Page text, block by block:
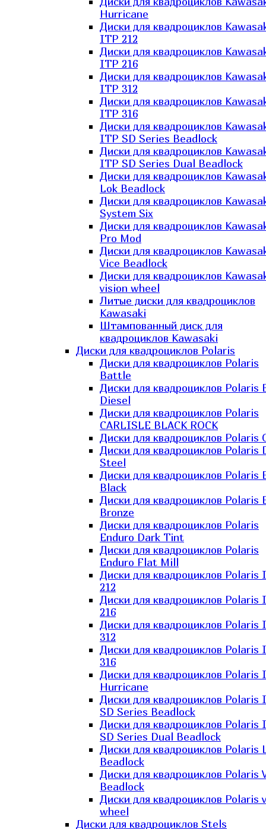
Hurricane
Диски для квадроциклов
ITP 212
Диски для квадроциклов
ITP 216
Диски для квадроциклов
ITP 312
Диски для квадроциклов
ITP 316
Диски для квадроциклов
ITP SD Series Beadlock
Диски для квадроциклов
ITP SD Series Dual Beadlock
Диски для квадроциклов
Lok Beadlock
Диски для квадроциклов
System Six
Диски для квадроциклов
Pro Mod
Диски для квадроциклов
Vice Beadlock
Диски для квадроциклов
vision wheel
Литые диски для квадроциклов
Kawasaki​
Штампованный диск для
квадроциклов Kawasaki​
Диски для квадроциклов Polaris
Диски для квадроциклов Polaris
Battle
Диски для квадроциклов Polaris
Diesel
Диски для квадроциклов Polaris
CARLISLE BLACK ROCK
Диски для квадроциклов Polaris
Диски для квадроциклов Polaris
Steel
Диски для квадроциклов Polaris
Black
Диски для квадроциклов Polaris
Bronze
Диски для квадроциклов Polaris
Enduro Dark Tint
Диски для квадроциклов Polaris
Enduro Flat Mill
Диски для квадроциклов Polaris
212
Диски для квадроциклов Polaris
216
Диски для квадроциклов Polaris
312
Диски для квадроциклов Polaris
316
Диски для квадроциклов Polaris
Hurricane
Диски для квадроциклов Polaris
SD Series Beadlock
Диски для квадроциклов Polaris
SD Series Dual Beadlock
Диски для квадроциклов Polaris
Beadlock
Диски для квадроциклов Polaris
Beadlock
Диски для квадроциклов Polaris
wheel
Диски для квадроциклов Stels